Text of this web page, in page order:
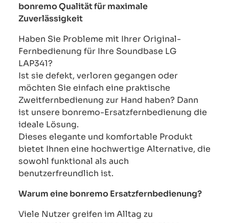
bonremo Qualität für maximale
Zuverlässigkeit
Haben Sie Probleme mit Ihrer Original-
Fernbedienung für Ihre Soundbase LG
LAP341?
Ist sie defekt, verloren gegangen oder
möchten Sie einfach eine praktische
Zweitfernbedienung zur Hand haben? Dann
ist unsere bonremo-Ersatzfernbedienung die
ideale Lösung.
Dieses elegante und komfortable Produkt
bietet Ihnen eine hochwertige Alternative, die
sowohl funktional als auch
benutzerfreundlich ist.
Warum eine bonremo Ersatzfernbedienung?
Viele Nutzer greifen im Alltag zu